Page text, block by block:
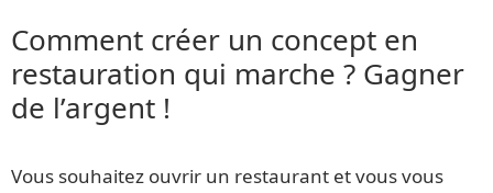
Comment créer un concept en
restauration qui marche ? Gagner
de l’argent !
Vous souhaitez ouvrir un restaurant et vous vous